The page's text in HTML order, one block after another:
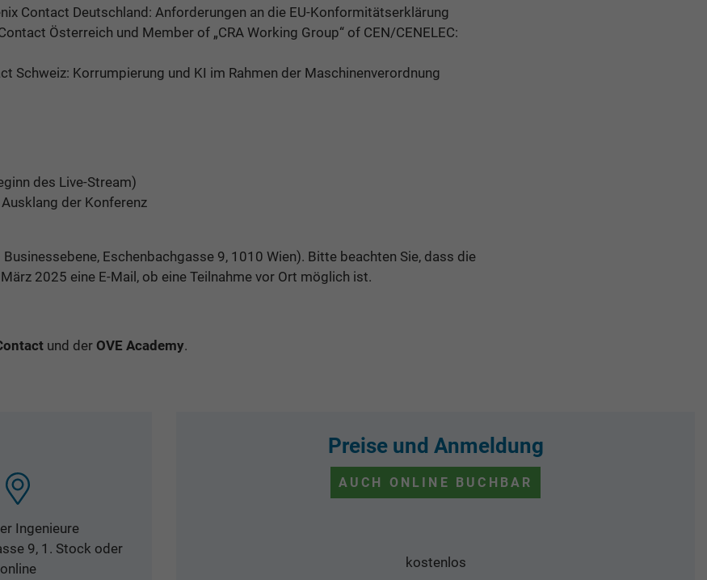
Contact Deutschland: Anforderungen an die EU-Konformitätserklärung
Österreich und Member of „CRA Working Group“ of CEN/CENELEC:
Schweiz: Korrumpierung und KI im Rahmen der Maschinenverordnung
des Live-Stream)
der Konferenz
Eschenbachgasse 9, 1010 Wien). Bitte beachten Sie, dass die
2025 eine E-Mail, ob eine Teilnahme vor Ort möglich ist.
und der OVE Academy.
Ingenieure
9, 1. Stock oder
online
Preise und Anmeldung
AUCH ONLINE BUCHBAR
kostenlos